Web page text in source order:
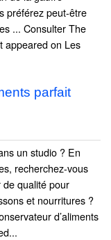
préférez peut-être
... Consulter The
appeared on Les
parfait
un studio ? En
recherchez-vous
qualité pour
et nourritures ?
d’aliments